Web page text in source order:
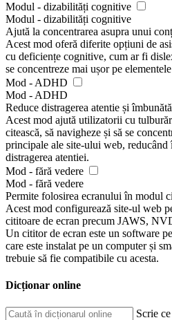
Modul - dizabilități cognitive
Modul - dizabilități cognitive
Ajută la concentrarea asupra unui
Acest mod oferă diferite opțiuni de
cu deficiențe cognitive, cum ar fi
se concentreze mai ușor pe
Mod - ADHD
Mod - ADHD
Reduce distragerea atentie și
Acest mod ajută utilizatorii cu
citească, să navigheze și să se
principale ale site-ului web,
distragerea atentiei.
Mod - fără vedere
Mod - fără vedere
Permite folosirea ecranului în modul
Acest mod configurează site-ul web
cititoare de ecran precum JAWS,
Un cititor de ecran este un software
care este instalat pe un computer și
trebuie să fie compatibile cu acesta.
Dicționar online
Scrie